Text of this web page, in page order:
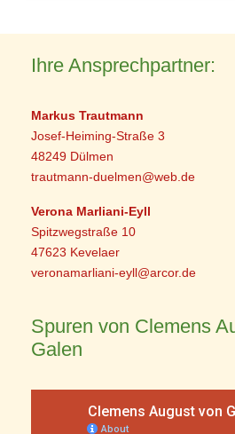
Ihre Ansprechpartner:
Markus Trautmann
Josef-Heiming-Straße 3
48249 Dülmen
trautmann-duelmen@web.de
Verona Marliani-Eyll
Spitzwegstraße 10
47623 Kevelaer
veronamarliani-eyll@arcor.de
Spuren von Clemens
Galen